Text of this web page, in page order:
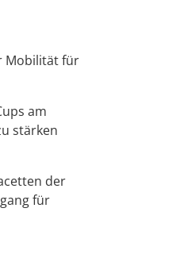
Mobilität für
am
stärken
der
für